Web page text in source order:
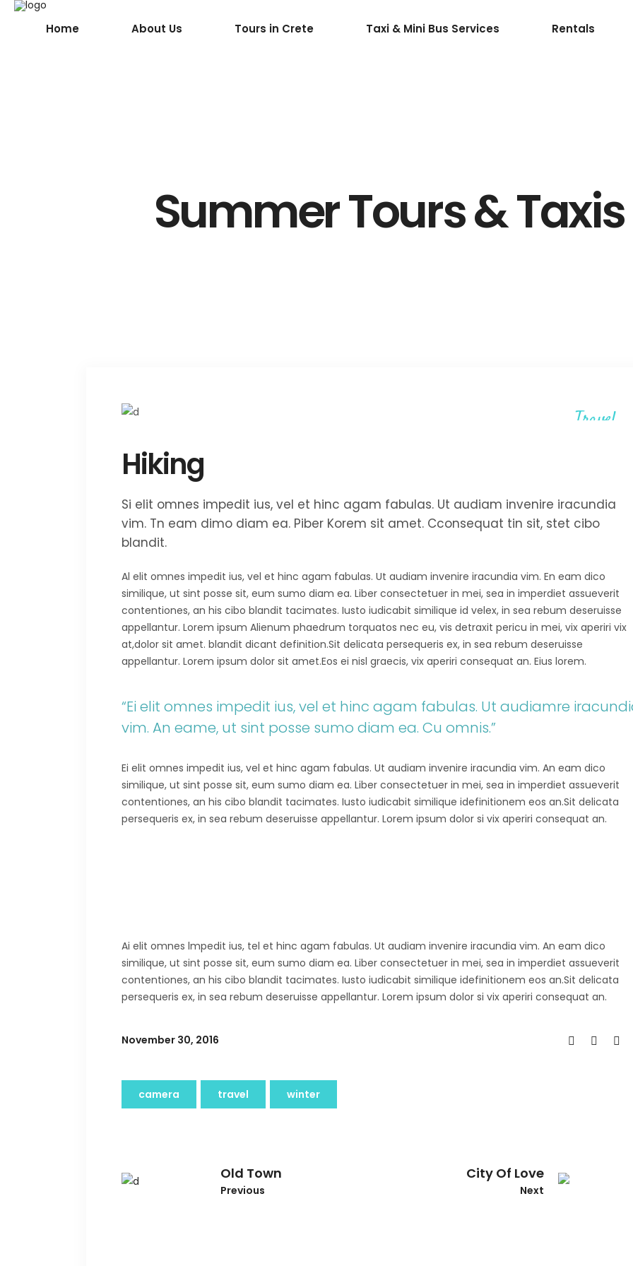
Home About Us Tours in Crete Taxi & Mini Bus Services Rentals
Summer Tours &
Travel
Hiking
Si elit omnes impedit ius, vel et hinc agam fabulas. Ut audiam invenire iracundia
vim. Tn eam dimo diam ea. Piber Korem sit amet. Cconsequat tin sit, stet cibo
blandit.
Al elit omnes impedit ius, vel et hinc agam fabulas. Ut audiam invenire iracundia vim. En eam dico
similique, ut sint posse sit, eum sumo diam ea. Liber consectetuer in mei, sea in imperdiet assueverit
contentiones, an his cibo blandit tacimates. Iusto iudicabit similique id velex, in sea rebum deseruisse
appellantur. Lorem ipsum Alienum phaedrum torquatos nec eu, vis detraxit pericu in mei, vix aperiri vix
at,dolor sit amet. blandit dicant definition.Sit delicata persequeris ex, in sea rebum deseruisse
appellantur. Lorem ipsum dolor sit amet.Eos ei nisl graecis, vix aperiri consequat an. Eius lorem.
“Ei elit omnes impedit ius, vel et hinc agam fabulas. Ut audiamre
vim. An eame, ut sint posse sumo diam ea. Cu omnis.”
Ei elit omnes impedit ius, vel et hinc agam fabulas. Ut audiam invenire iracundia vim. An eam dico
similique, ut sint posse sit, eum sumo diam ea. Liber consectetuer in mei, sea in imperdiet assueverit
contentiones, an his cibo blandit tacimates. Iusto iudicabit similique idefinitionem eos an.Sit delicata
persequeris ex, in sea rebum deseruisse appellantur. Lorem ipsum dolor si vix aperiri consequat an.
Ai elit omnes lmpedit ius, tel et hinc agam fabulas. Ut audiam invenire iracundia vim. An eam dico
similique, ut sint posse sit, eum sumo diam ea. Liber consectetuer in mei, sea in imperdiet assueverit
contentiones, an his cibo blandit tacimates. Iusto iudicabit similique idefinitionem eos an.Sit delicata
persequeris ex, in sea rebum deseruisse appellantur. Lorem ipsum dolor si vix aperiri consequat an.
November 30, 2016
camera travel winter
Old Town
Previous
City Of Love
Next